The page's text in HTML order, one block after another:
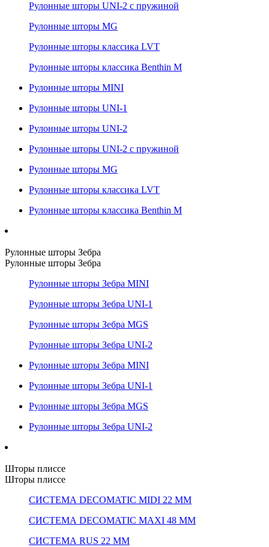
Рулонные шторы UNI-2 с пружиной
Рулонные шторы MG
Рулонные шторы классика LVT
Рулонные шторы классика Benthin M
Рулонные шторы MINI
Рулонные шторы UNI-1
Рулонные шторы UNI-2
Рулонные шторы UNI-2 с пружиной
Рулонные шторы MG
Рулонные шторы классика LVT
Рулонные шторы классика Benthin M
Рулонные шторы Зебра
Рулонные шторы Зебра
Рулонные шторы Зебра MINI
Рулонные шторы Зебра UNI-1
Рулонные шторы Зебра MGS
Рулонные шторы Зебра UNI-2
Рулонные шторы Зебра MINI
Рулонные шторы Зебра UNI-1
Рулонные шторы Зебра MGS
Рулонные шторы Зебра UNI-2
Шторы плиссе
Шторы плиссе
СИСТЕМА DECOMATIC MIDI 22 ММ
СИСТЕМА DECOMATIC MAXI 48 ММ
СИСТЕМА RUS 22 ММ